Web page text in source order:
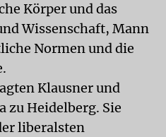
Körper und das
Wissenschaft, Mann
Normen und die
Klausner und
zu Heidelberg. Sie
liberalsten